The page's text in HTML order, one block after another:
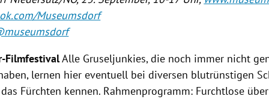
Museumsdorf
FilmfestivalAlle Gruseljunkies, die noch immer nicht
lernen hier eventuell bei diversen blutrünstigen
Fürchten kennen. Rahmenprogramm: Furchtlose